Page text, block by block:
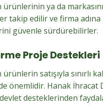
ürünlerinin ya da
edilir ve firma adına
güvenle sürdürebilirler.
Proje Destekleri
satışıyla sınırlı
Hanak İhracat
desteklerinden